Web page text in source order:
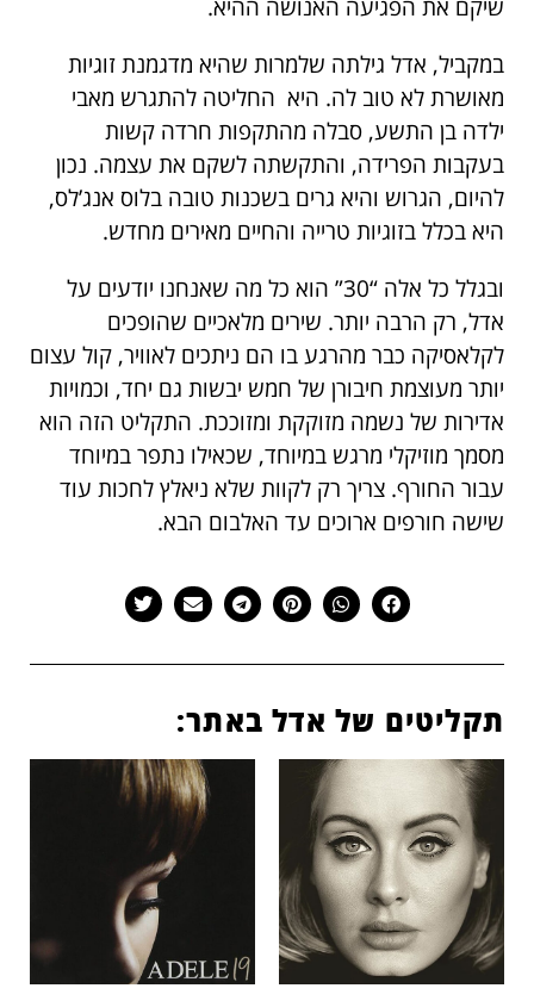
שיקם את הפגיעה האנושה ההיא.
במקביל, אדל גילתה שלמרות שהיא מדגמנת זוגיות
מאושרת לא טוב לה. היא החליטה להתגרש מאבי
ילדה בן התשע, סבלה מהתקפות חרדה קשות
בעקבות הפרידה, והתקשתה לשקם את עצמה. נכון
להיום, הגרוש והיא גרים בשכנות טובה בלוס אנג’לס,
היא בכלל בזוגיות טרייה והחיים מאירים מחדש.
ובגלל כל אלה “30” הוא כל מה שאנחנו יודעים על
אדל, רק הרבה יותר. שירים מלאכיים שהופכים
לקלאסיקה כבר מהרגע בו הם ניתכים לאוויר, קול עצום
יותר מעוצמת חיבורן של חמש יבשות גם יחד, וכמויות
אדירות של נשמה מזוקקת ומזוככת. התקליט הזה הוא
מסמך מוזיקלי מרגש במיוחד, שכאילו נתפר במיוחד
עבור החורף. צריך רק לקוות שלא ניאלץ לחכות עוד
שישה חורפים ארוכים עד האלבום הבא.
תקליטים של אדל באתר: